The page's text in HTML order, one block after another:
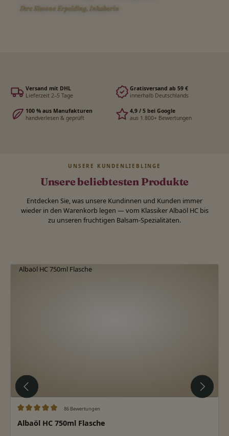
Ihre Simone Erpelding, Inhaberin
Versand mit DHL
Lieferzeit 2–5 Tage
Gratisversand ab 59 €
innerhalb Deutschlands
100 % aus Manufakturen
handverlesen & geprüft
4,9 / 5 bei Google
aus 1.800+ Bewertungen
Unsere beliebtesten Produkte
UNSERE KUNDENLIEBLINGE
Entdecken Sie, was unsere Kundinnen und Kunden immer
wieder in den Warenkorb legen — vom Klassiker Albaöl HC bis
zu unseren fruchtigen Balsam-Spezialitäten.
Produktgalerie überspringen
86 Bewertungen
Albaöl HC 750ml Flasche